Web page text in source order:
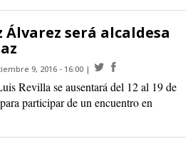
Álvarez será alcaldesa
9, 2016 - 16:00
Revilla se ausentará del 12 al 19 de
participar de un encuentro en